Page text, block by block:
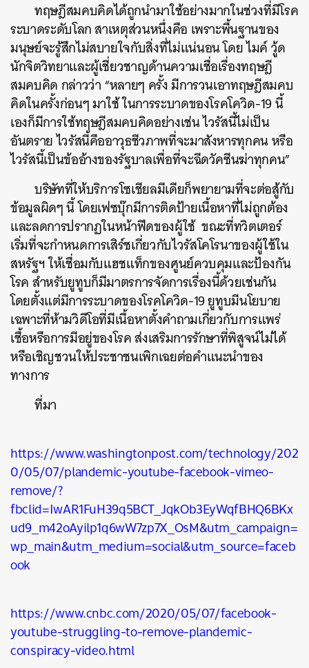
ทฤษฎีสมคบคิดได้ถูกนำมาใช้อย่างมากในช่วงที่มีโรค
ระบาดระดับโลก สาเหตุส่วนหนึ่งคือ เพราะพื้นฐานของ
มนุษย์จะรู้สึกไม่สบายใจกับสิ่งที่ไม่แน่นอน โดย ไมค์ วู้ด
นักจิตวิทยาและผู้เชี่ยวชาญด้านความเชื่อเรื่องทฤษฎี
สมคบคิด กล่าวว่า “หลายๆ ครั้ง มีการวนเอาทฤษฎีสมคบ
คิดในครั้งก่อนๆ มาใช้ ในการระบาดของโรคโควิด-19 นี้
เองก็มีการใช้ทฤษฎีสมคบคิดอย่างเช่น ไวรัสนี้ไม่เป็น
อันตราย ไวรัสนี้คืออาวุธชีวภาพที่จะมาสังหารทุกคน หรือ
ไวรัสนี้เป็นข้ออ้างของรัฐบาลเพื่อที่จะฉีดวัคซีนฆ่าทุกคน”
บริษัทที่ให้บริการโซเชียลมีเดียก็พยายามที่จะต่อสู้กับ
ข้อมูลผิดๆ นี้ โดยเฟซบุ๊กมีการติดป้ายเนื้อหาที่ไม่ถูกต้อง
และลดการปรากฏในหน้าฟีดของผู้ใช้ ขณะที่ทวิตเตอร์
เริ่มที่จะกำหนดการเสิร์ชเกี่ยวกับไวรัสโคโรนาของผู้ใช้ใน
สหรัฐฯ ให้เชื่อมกับแฮชแท็กของศูนย์ควบคุมและป้องกัน
โรค สำหรับยูทูบก็มีมาตรการจัดการเรื่องนี้ด้วยเช่นกัน
โดยตั้งแต่มีการระบาดของโรคโควิด-19 ยูทูบมีนโยบาย
เฉพาะที่ห้ามวิดีโอที่มีเนื้อหาตั้งคำถามเกี่ยวกับการแพร่
เชื้อหรือการมีอยู่ของโรค ส่งเสริมการรักษาที่พิสูจน์ไม่ได้
หรือเชิญชวนให้ประชาชนเพิกเฉยต่อคำแนะนำของ
ทางการ
ที่มา
https://www.washingtonpost.com/technology/202
0/05/07/plandemic-youtube-facebook-vimeo-
remove/?
fbclid=IwAR1FuH39q5BCT_JqkOb3EyWqfBHQ6BKx
ud9_m42oAyilp1q6wW7zp7X_OsM&utm_campaign=
wp_main&utm_medium=social&utm_source=faceb
ook
https://www.cnbc.com/2020/05/07/facebook-
youtube-struggling-to-remove-plandemic-
conspiracy-video.html
SHARE TWEET LINE EMAIL